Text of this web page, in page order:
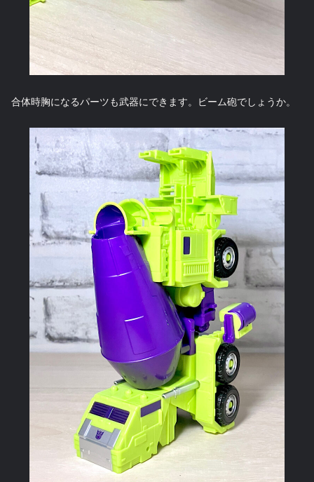
合体時胸になるパーツも武器にできます。ビーム砲でしょうか。